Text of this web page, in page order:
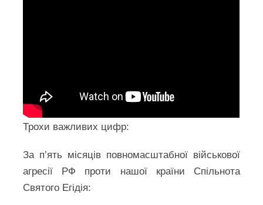
Трохи важливих цифр:
За п’ять місяців повномасштабної військової
агресії РФ проти нашої країни Спільнота
Святого Егідія: